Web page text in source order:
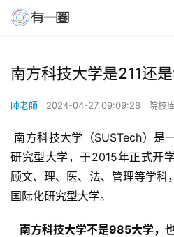
南方科技大学是211还
陳老師 2024-04-27 09:09:28 院校
研究型大学，于2015年正式开
顾文、理、医、法、管理等学科
国际化研究型大学。
南方科技大学不是985大学，